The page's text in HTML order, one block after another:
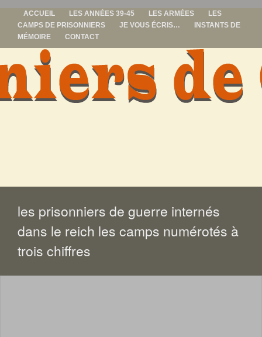
ACCUEIL LES ANNÉES 39-45 LES ARMÉES
LES
CAMPS DE PRISONNIERS
JE VOUS ÉCRIS…
INSTANTS DE
MÉMOIRE
CONTACT
prisonniers de
les prisonniers de guerre internés
dans le reich les camps numérotés à
trois chiffres